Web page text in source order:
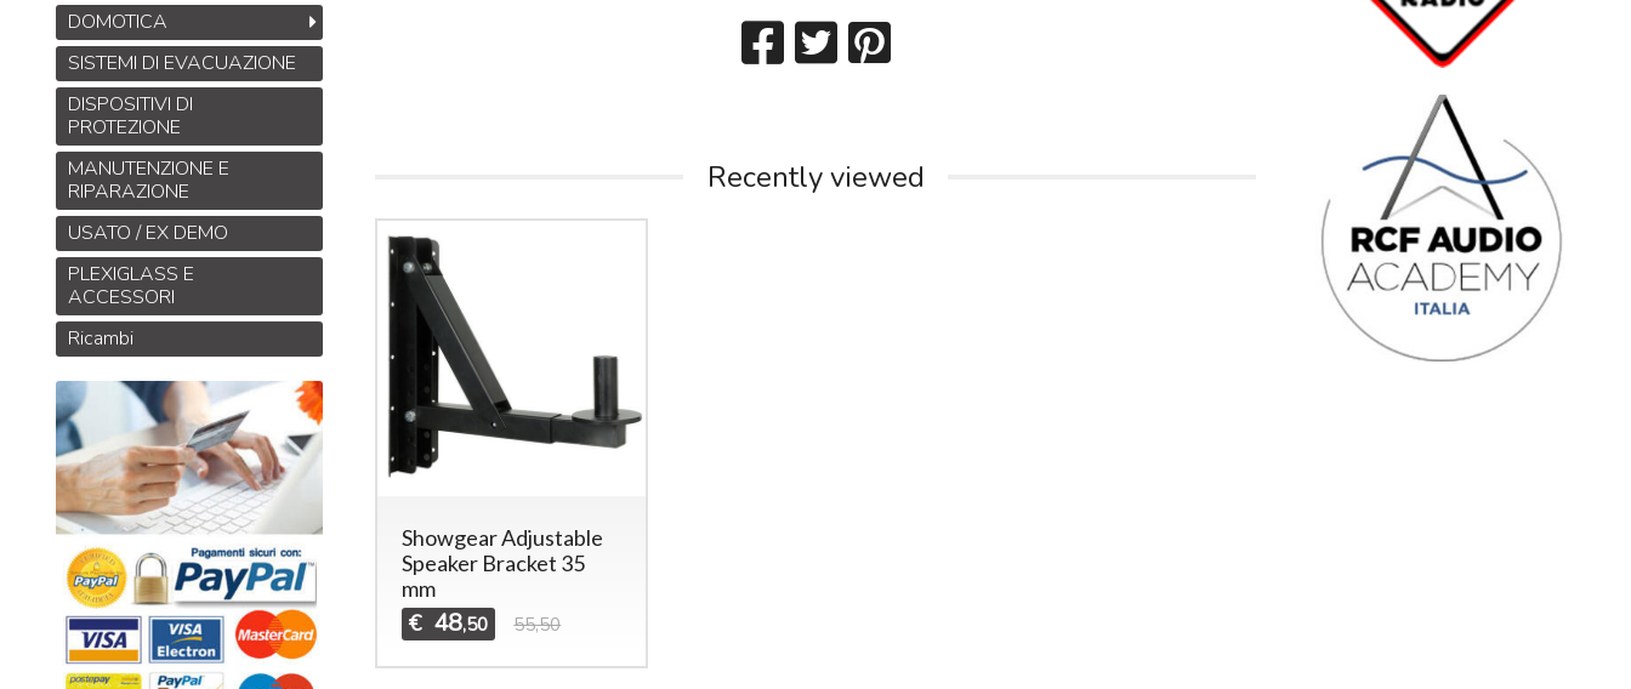
Recently viewed
Showgear Adjustable
Speaker Bracket 35
mm
€ 48,50 55,50
DOMOTICA
SISTEMI DI EVACUAZIONE
DISPOSITIVI DI
PROTEZIONE
MANUTENZIONE E
RIPARAZIONE
USATO / EX DEMO
PLEXIGLASS E
ACCESSORI
Ricambi